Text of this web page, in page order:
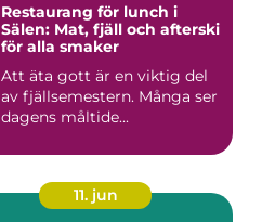
Restaurang för lunch i
Sälen: Mat, fjäll och afterski
för alla smaker
Att äta gott är en viktig del
av fjällsemestern. Många ser
dagens måltide...
11. jun